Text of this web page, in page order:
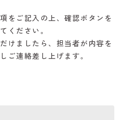
をご記入の上、確認ボタンを
ください。
けましたら、担当者が内容を
ご連絡差し上げます。